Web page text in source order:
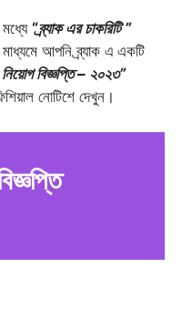
মধ্যে “ব্র্যাক এর চাকরিটি ”
আপনি ব্র্যাক এ একটি
বিজ্ঞপ্তি – ২০২৩”
নোটিশে দেখুন।